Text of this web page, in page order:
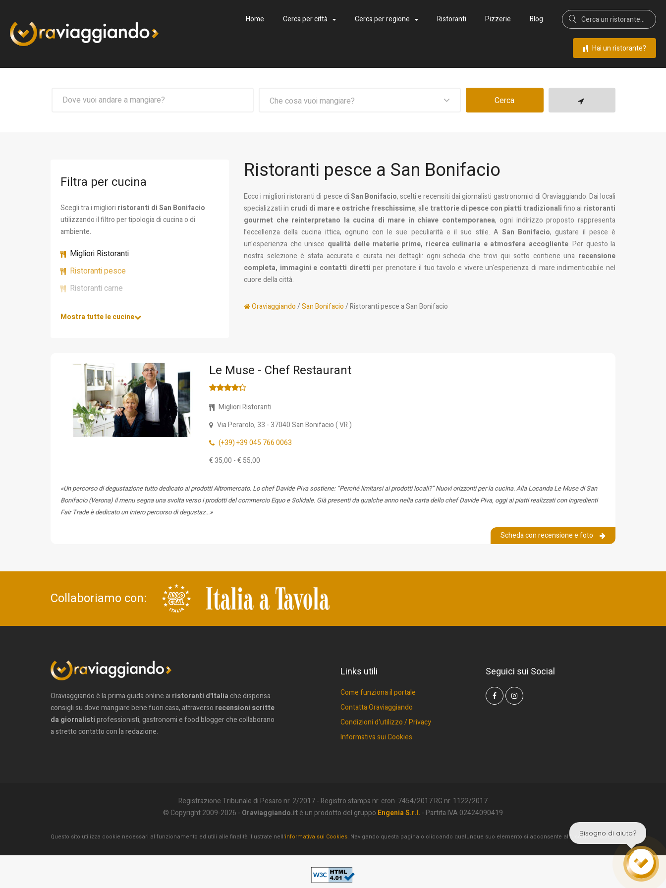
Home Cerca per città Cerca per regione Ristoranti Pizzerie Blog
Hai un ristorante?
Che cosa vuoi mangiare? Cerca
Filtra per cucina
Scegli tra i migliori ristoranti di San Bonifacio
utilizzando il filtro per tipologia di cucina o di
ambiente.
Migliori Ristoranti
Ristoranti pesce
Ristoranti carne
Mostra tutte le cucine
Ristoranti pesce a San Bonifacio
Ecco i migliori ristoranti di pesce diSan Bonifacio, scelti e recensiti dai giornalisti gastronomici di Oraviaggiando. Dai locali
specializzati in crudi di mare e ostriche freschissime, alle trattorie di pesce con piatti tradizionalifino ai ristoranti
gourmet che reinterpretano la cucina di mare in chiave contemporanea, ogni indirizzo proposto rappresenta
l’eccellenza della cucina ittica, ognuno con le sue peculiarità e il suo stile. A San Bonifacio, gustare il pesce è
un'esperienza che unisce qualità delle materie prime, ricerca culinaria e atmosfera accogliente. Per questo la
nostra selezione è stata accurata e curata nei dettagli: ogni scheda che trovi qui sotto contiene una recensione
completa, immagini e contatti diretti per prenotare il tuo tavolo e vivere un'esperienza di mare indimenticabile nel
cuore della città.
Oraviaggiando/San Bonifacio/ Ristoranti pesce a San Bonifacio
Le Muse - Chef Restaurant
Migliori Ristoranti
Via Perarolo, 33 - 37040San Bonifacio(VR)
(+39) +39 045 766 0063
€ 35,00 - € 55,00
«Un percorso di degustazione tutto dedicato ai prodotti Altromercato. Lo chef Davide Piva sostiene: “Perché limitarsi ai prodotti locali?” Nuovi orizzonti per la cucina. Alla Locanda Le Muse di San
Bonifacio (Verona) il menu segna una svolta verso i prodotti del commercio Equo e Solidale. Già presenti da qualche anno nella carta dello chef Davide Piva, oggi ai piatti realizzati con ingredienti
Fair Trade è dedicato un intero percorso di degustaz...»
Scheda con recensione e foto
Collaboriamo con:
Oraviaggiando è la prima guida online ai ristoranti d'Italiache dispensa
consigli su dove mangiare bene fuori casa, attraverso recensioni scritte
da giornalistiprofessionisti, gastronomi e food blogger che collaborano
a stretto contatto con la redazione.
Links utili
Come funziona il portale
Contatta Oraviaggiando
Condizioni d'utilizzo / Privacy
Informativa sui Cookies
Seguici sui Social
Registrazione Tribunale di Pesaro nr. 2/2017 - Registro stampa nr. cron. 7454/2017 RG nr. 1122/2017
© Copyright 2009-2026 - Oraviaggiando.itè un prodotto del gruppo Engenia S.r.l. - Partita IVA 02424090419
Questo sito utilizza cookie necessari al funzionamento ed utili alle finalità illustrate nell'informativa sui Cookies. Navigando questa pagina o cliccando qualunque suo elemento si acconsente all'uso dei Cookies.
Bisogno di aiuto?